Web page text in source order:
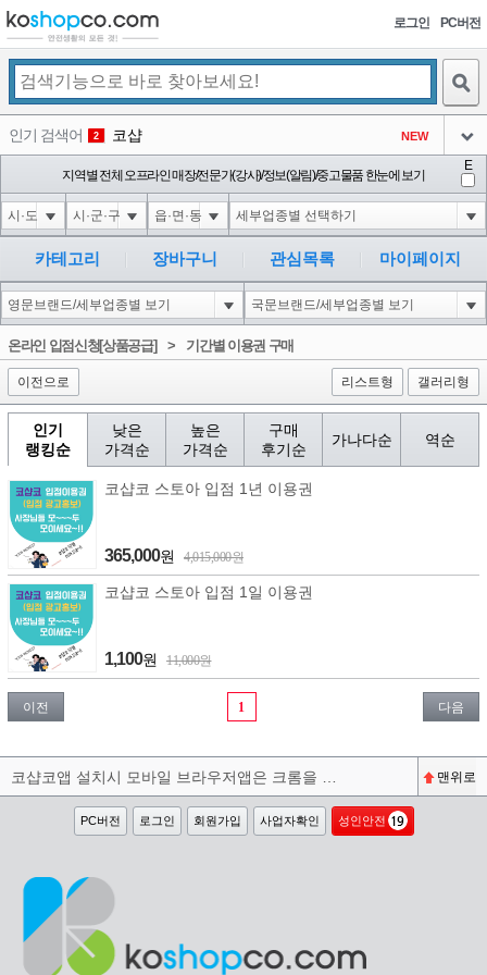
로그인 PC버전
인기 검색어 2 코샵 NEW
3 익스
아이콘
4 미끄럼방지
아이콘
5 대성설렁탕
아이콘
-16
6 1'"
아이콘
0
1
지역별 전체 오프라인 매장/전문가(강사)/정보(알림)/중고물품 한눈에 보기
E
카테고리 장바구니 관심목록 마이페이지
온라인 입점신청[상품공급]> 기간별 이용권 구매
이전으로 리스트형 갤러리형
인기
랭킹순
낮은
가격순
높은
가격순
구매
후기순
가나다순 역순
코샵코 스토아 입점 1년 이용권
365,000원 4,015,000원
코샵코 스토아 입점 1일 이용권
1,100원 11,000원
이전 1 다음
맨위로
PC버전 로그인 회원가입 사업자확인 성인안전